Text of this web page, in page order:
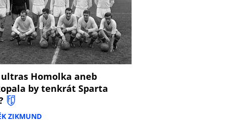
ultras Homolka aneb
by tenkrát Sparta
ZIKMUND